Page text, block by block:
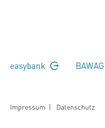
easybank BAWAG
Impressum | Datenschutz